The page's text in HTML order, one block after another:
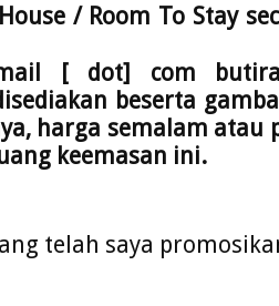
/ Room To Stay
[ dot] com
beserta
harga semalam atau
keemasan ini.
telah saya